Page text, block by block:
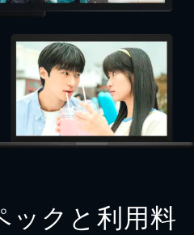
ックと利用料